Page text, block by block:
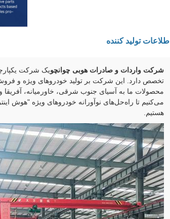
اطلاعات تولید کننده
شرکت واردات و صادرات هوبی چوانچویک شرکت
تخصص دارد. این شرکت بر تولید خودروهای ویژه و
محصولات ما به آسیای جنوب شرقی، خاورمیانه،
می‌کنیم تا راه‌حل‌های نوآورانه خودروهای ویژه "هوش
هستیم.